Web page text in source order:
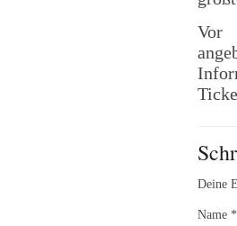
Vor
Deine
Name *